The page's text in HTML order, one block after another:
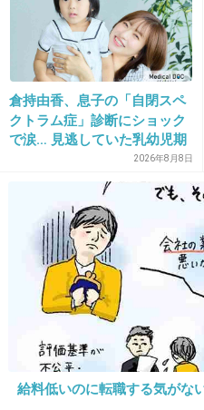
誰が撮ったの？鮮明な
14. 匿名 2013/12/03(火) 11:47:22
なにより人として。
15. 匿名 2013/12/03(火) 11:47:31
タレントや歌手だけじ
営業しないといけない
倉持由香、息子の「自閉スペ
クトラム症」診断にショック
で涙… 見逃していた乳幼児期
2026年8月8日
給料低いのに転職する気がな